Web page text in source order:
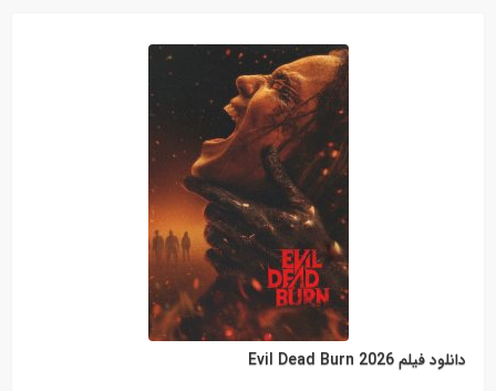
دانلود فیلم Evil Dead Burn 2026